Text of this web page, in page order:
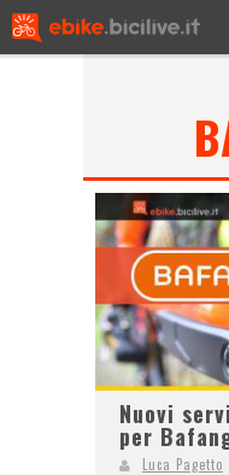
Nuovi
per
Luca Pagetto